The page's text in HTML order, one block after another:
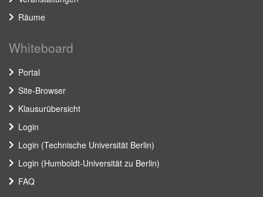
Räume
Whiteboard
Portal
Site-Browser
Klausurübersicht
Login
Login (Technische Universität Berlin)
Login (Humboldt-Universität zu Berlin)
FAQ